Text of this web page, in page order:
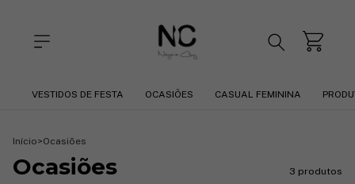
VESTIDOS DE FESTA OCASIÕES CASUAL FEMININA
Início>Ocasiões
Ocasiões 3 produtos